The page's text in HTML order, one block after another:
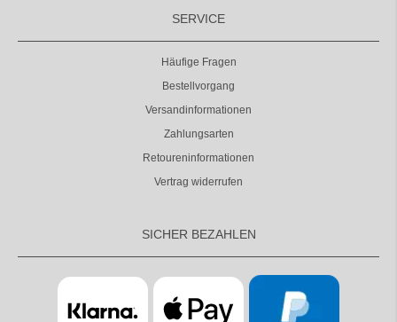
SERVICE
Häufige Fragen
Bestellvorgang
Versandinformationen
Zahlungsarten
Retoureninformationen
Vertrag widerrufen
SICHER BEZAHLEN